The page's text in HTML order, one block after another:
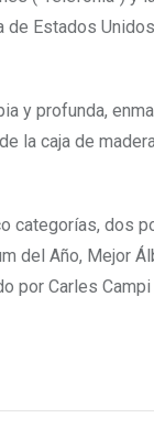
Estados
y profunda,
la caja de
dos
del Año, Mejor
por Carles